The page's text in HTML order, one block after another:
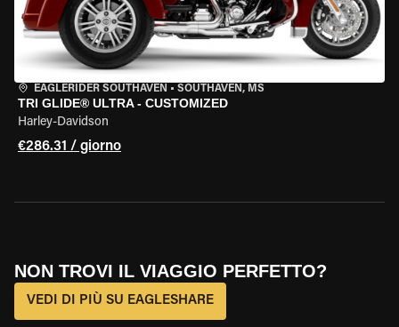
EAGLERIDER SOUTHAVEN • SOUTHAVEN, MS
TRI GLIDE® ULTRA - CUSTOMIZED
Harley-Davidson
€286.31 / giorno
NON TROVI IL VIAGGIO PERFETTO?
VEDI DI PIÙ SU EAGLESHARE